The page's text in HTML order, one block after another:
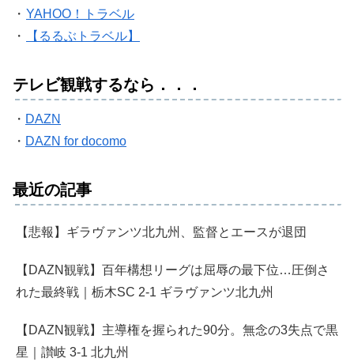
・ YAHOO！トラベル
・
【るるぶトラベル】
テレビ観戦するなら．．．
・ DAZN
・ DAZN for docomo
最近の記事
【悲報】ギラヴァンツ北九州、監督とエースが退団
【DAZN観戦】百年構想リーグは屈辱の最下位…圧倒さ
れた最終戦｜栃木SC 2-1 ギラヴァンツ北九州
【DAZN観戦】主導権を握られた90分。無念の3失点で黒
星｜讃岐 3-1 北九州